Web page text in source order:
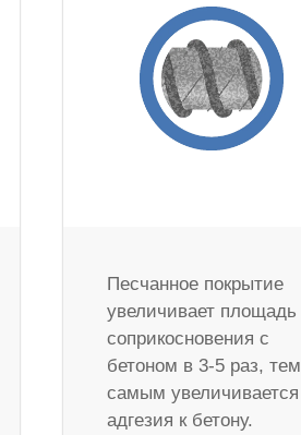
Песчанное покрытие
увеличивает площадь
соприкосновения с
бетоном в 3-5 раз, тем
самым увеличивается
адгезия к бетону.